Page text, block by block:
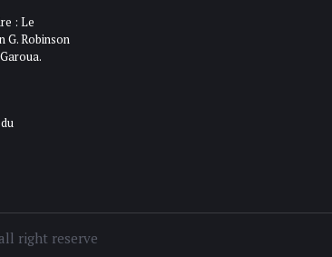
: Le
G. Robinson
right reserve